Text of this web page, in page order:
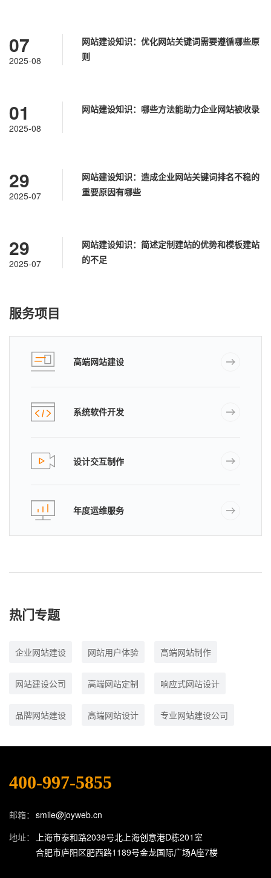
07
2025-08
网站建设知识：优化网站关键词需要遵循哪些原
则
01
2025-08
网站建设知识：哪些方法能助力企业网站被收录
29
2025-07
网站建设知识：造成企业网站关键词排名不稳的
重要原因有哪些
29
2025-07
网站建设知识：简述定制建站的优势和模板建站
的不足
服务项目
高端网站建设
系统软件开发
设计交互制作
年度运维服务
热门专题
企业网站建设 网站用户体验 高端网站制作
网站建设公司 高端网站定制 响应式网站设计
品牌网站建设 高端网站设计 专业网站建设公司
400-997-5855
邮箱： smile@joyweb.cn
地址：
上海市泰和路2038号北上海创意港D栋201室
合肥市庐阳区肥西路1189号金龙国际广场A座7楼